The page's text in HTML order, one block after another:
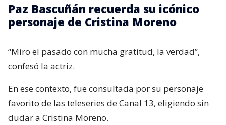
Paz Bascuñán recuerda su icónico
personaje de Cristina Moreno
“Miro el pasado con mucha gratitud, la verdad”,
confesó la actriz.
En ese contexto, fue consultada por su personaje
favorito de las teleseries de Canal 13, eligiendo sin
dudar a Cristina Moreno.